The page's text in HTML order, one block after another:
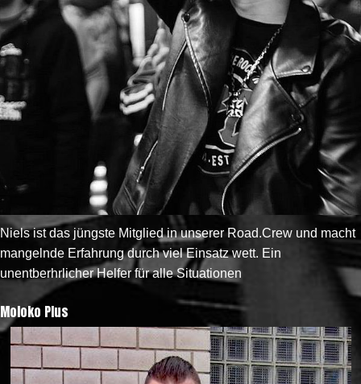
Niels ist das jüngste Mitglied in unserer Road.Crew und macht
mangelnde Erfahrung durch viel Einsatz wett. Ein
unentberhrlicher Helfer für alle Situationen
Moloko Plus